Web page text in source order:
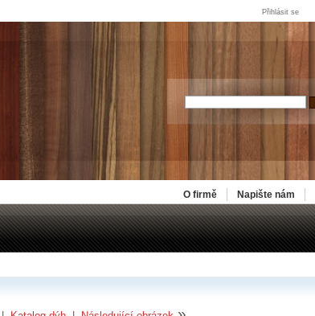
Přihlásit se
Napište nám
O firmě